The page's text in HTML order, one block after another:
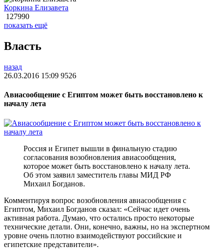
Коркина Елизавета
127990
показать ещё
Власть
назад
26.03.2016 15:09 9526
Авиасообщение с Египтом может быть восстановлено к
началу лета
Россия и Египет вышли в финальную стадию
согласования возобновления авиасообщения,
которое может быть восстановлено к началу лета.
Об этом заявил заместитель главы МИД РФ
Михаил Богданов.
Комментируя вопрос возобновления авиасообщения с
Египтом, Михаил Богданов сказал: «Сейчас идет очень
активная работа. Думаю, что остались просто некоторые
технические детали. Они, конечно, важны, но на экспертном
уровне очень плотно взаимодействуют российские и
египетские представители».